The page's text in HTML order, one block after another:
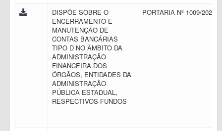
DISPÕE SOBRE O
ENCERRAMENTO E
MANUTENÇÃO DE
CONTAS BANCÁRIAS
TIPO D NO ÂMBITO DA
ADMINISTRAÇÃO
FINANCEIRA DOS
ÓRGÃOS, ENTIDADES DA
ADMINISTRAÇÃO
PÚBLICA ESTADUAL,
RESPECTIVOS FUNDOS
PORTARIA Nº 1009/2021